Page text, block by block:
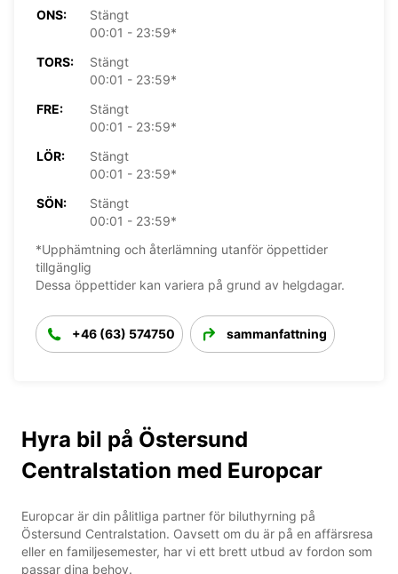
ONS:
Stängt
00:01 - 23:59*
TORS:
Stängt
00:01 - 23:59*
FRE:
Stängt
00:01 - 23:59*
LÖR:
Stängt
00:01 - 23:59*
SÖN:
Stängt
00:01 - 23:59*
*Upphämtning och återlämning utanför öppettider
tillgänglig
Dessa öppettider kan variera på grund av helgdagar.
+46 (63) 574750 sammanfattning
Hyra bil på Östersund
Centralstation med Europcar
Europcar är din pålitliga partner för biluthyrning på
Östersund Centralstation. Oavsett om du är på en affärsresa
eller en familjesemester, har vi ett brett utbud av fordon som
passar dina behov.